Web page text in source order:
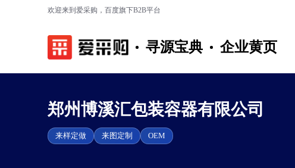
欢迎来到爱采购，百度旗下B2B平台
寻源宝典 企业黄页
郑州博溪汇包装容器有限公司
来样定做 来图定制 OEM